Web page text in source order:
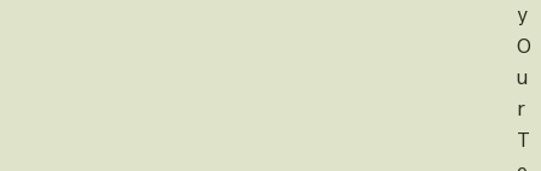
y
O
u
r
T